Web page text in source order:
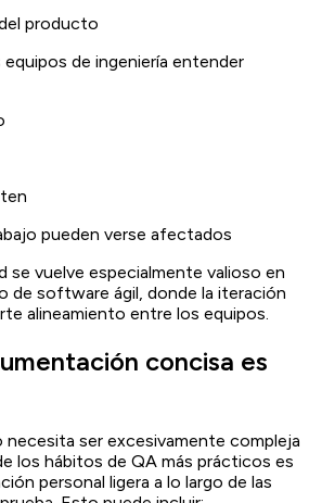
producto
equipos de ingeniería entender
pueden verse afectados
se vuelve especialmente valioso en
de software ágil, donde la iteración
alineamiento entre los equipos.
concisa es
ser excesivamente compleja
los hábitos de QA más prácticos es
personal ligera a lo largo de las